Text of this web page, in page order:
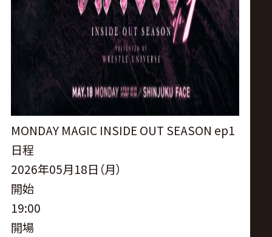
MONDAY MAGIC INSIDE OUT SEASON ep1
日程
2026年05月18日（月）
開始
19:00
開場